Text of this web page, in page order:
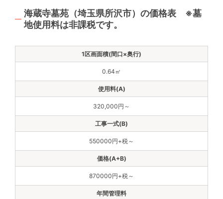
海蔵寺墓苑（埼玉県所沢市）の価格表 ※墓
地使用料は非課税です。
0.64㎡
320,000円～
550000円+税～
870000円+税～